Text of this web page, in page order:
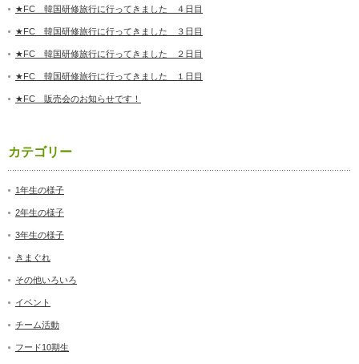
★FC 韓国研修旅行に行ってきました ４日目
★FC 韓国研修旅行に行ってきました ３日目
★FC 韓国研修旅行に行ってきました ２日目
★FC 韓国研修旅行に行ってきました １日目
★FC 販売会のお知らせです！
カテゴリー
1年生の様子
2年生の様子
3年生の様子
きまぐれ
その他いろいろ
イベント
チーム活動
フード10期生